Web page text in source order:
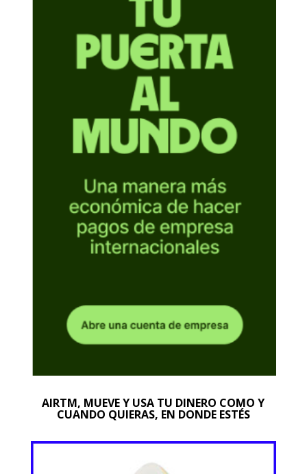
AIRTM, MUEVE Y USA TU DINERO COMO Y
CUANDO QUIERAS, EN DONDE ESTÉS